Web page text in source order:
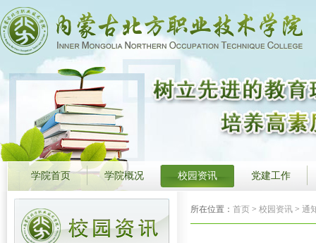
学院首页 学院概况 校园资讯 党建工作
所在位置： 首页 > 校园资讯 > 通